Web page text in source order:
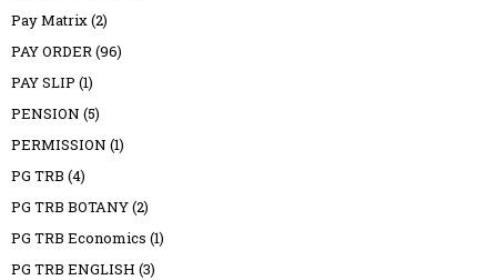
Pay Matrix(2)
PAY ORDER(96)
PAY SLIP (1)
PENSION (5)
PERMISSION (1)
PG TRB (4)
PG TRB BOTANY(2)
PG TRB Economics (1)
PG TRB ENGLISH (3)